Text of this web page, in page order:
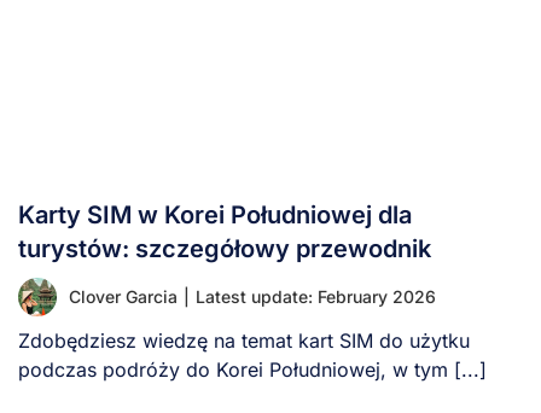
Karty SIM w Korei Południowej dla
turystów: szczegółowy przewodnik
Clover Garcia Latest update: February 2026
Zdobędziesz wiedzę na temat kart SIM do użytku
podczas podróży do Korei Południowej, w tym [...]